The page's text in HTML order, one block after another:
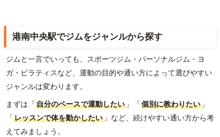
港南中央駅でジムをジャンルから探す
ジムと一言でいっても、スポーツジム・パーソナルジム・ヨ
ガ・ピラティスなど、運動の目的や通い方によって選びやすい
ジャンルは変わります。
まずは「自分のペースで運動したい 」「個別に教わりたい 」
「レッスンで体を動かしたい 」など、続けやすい通い方から考
えてみましょう。